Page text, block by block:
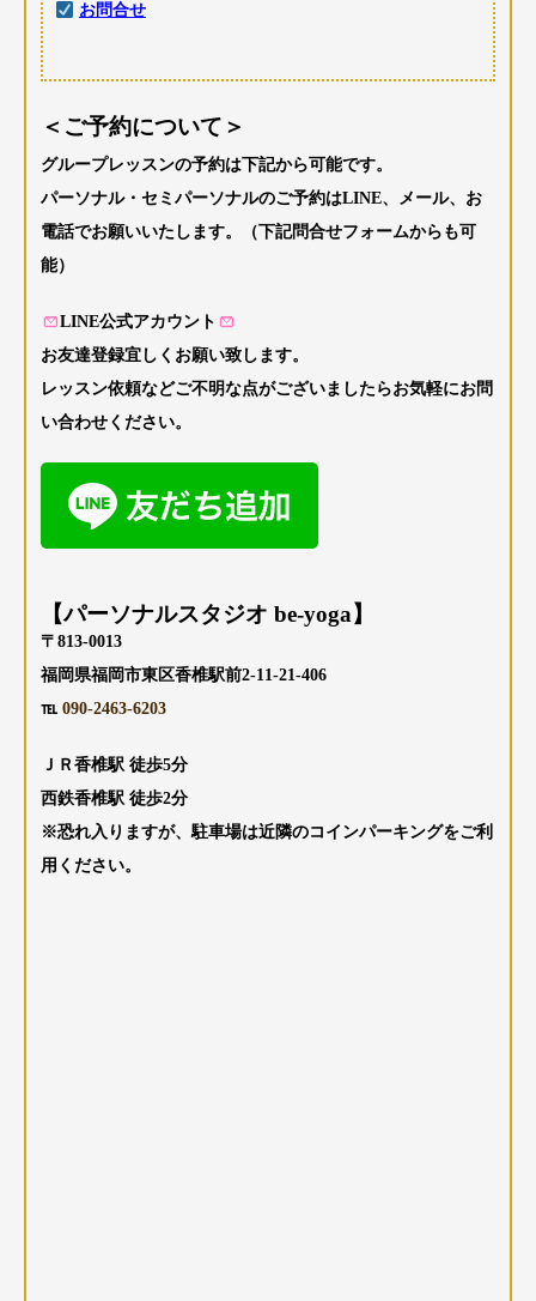
お問合せ
＜ご予約について＞
グループレッスンの予約は下記から可能です。
パーソナル・セミパーソナルのご予約はLINE、メール、お
電話でお願いいたします。（下記問合せフォームからも可
能）
LINE公式アカウント
お友達登録宜しくお願い致します。
レッスン依頼などご不明な点がございましたらお気軽にお問
い合わせください。
【パーソナルスタジオ be-yoga】
〒813-0013
福岡県福岡市東区香椎駅前2-11-21-406
℡ 090-2463-6203
ＪＲ香椎駅 徒歩5分
西鉄香椎駅 徒歩2分
※恐れ入りますが、駐車場は近隣のコインパーキングをご利
用ください。